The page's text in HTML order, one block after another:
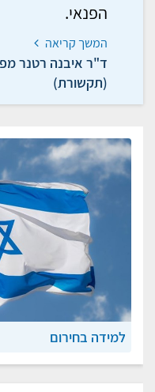
הפנאי.
המשך קריאה
ד"ר איבנה רטנר
(תקשורת)
למידה בחירום